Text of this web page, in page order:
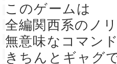
このゲームは
全編関西系のノ
無意味なコマン
きちんとギャグ